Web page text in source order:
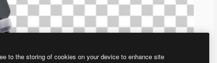
to the storing of cookies on your device to enhance site